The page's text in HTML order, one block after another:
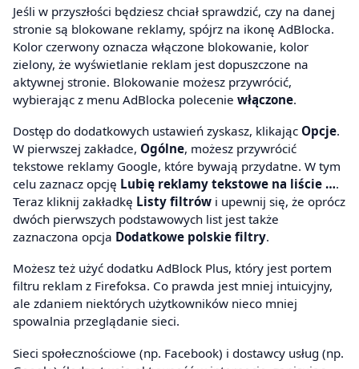
Jeśli w przyszłości będziesz chciał sprawdzić, czy na danej
stronie są blokowane reklamy, spójrz na ikonę AdBlocka.
Kolor czerwony oznacza włączone blokowanie, kolor
zielony, że wyświetlanie reklam jest dopuszczone na
aktywnej stronie. Blokowanie możesz przywrócić,
wybierając z menu AdBlocka polecenie włączone.
Dostęp do dodatkowych ustawień zyskasz, klikając Opcje.
W pierwszej zakładce, Ogólne, możesz przywrócić
tekstowe reklamy Google, które bywają przydatne. W tym
celu zaznacz opcję Lubię reklamy tekstowe na liście ….
Teraz kliknij zakładkę Listy filtrów i upewnij się, że oprócz
dwóch pierwszych podstawowych list jest także
zaznaczona opcja Dodatkowe polskie filtry.
Możesz też użyć dodatku AdBlock Plus, który jest portem
filtru reklam z Firefoksa. Co prawda jest mniej intuicyjny,
ale zdaniem niektórych użytkowników nieco mniej
spowalnia przeglądanie sieci.
Sieci społecznościowe (np. Facebook) i dostawcy usług (np.